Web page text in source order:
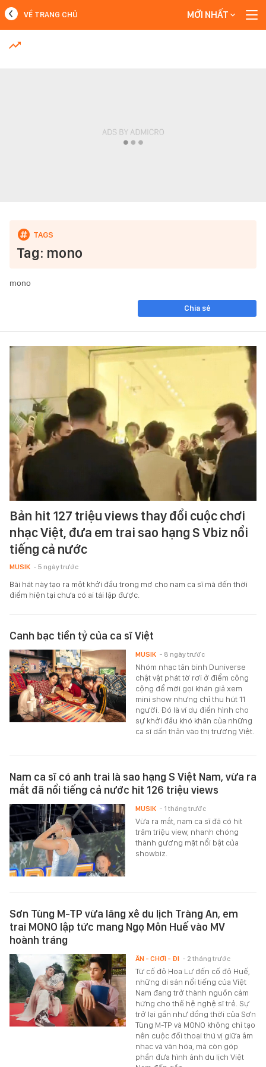
MỚI NHẤT
VỀ TRANG CHỦ MỚI NHẤT
Tag: mono
mono
Chia sẻ
Bản hit 127 triệu views thay đổi cuộc chơi
nhạc Việt, đưa em trai sao hạng S Vbiz nổi
tiếng cả nước
MUSIK - 5 ngày trước
Bài hát này tạo ra một khởi đầu trong mơ cho nam ca sĩ mà đến thời
điểm hiện tại chưa có ai tái lập được.
Canh bạc tiền tỷ của ca sĩ Việt
Nhóm nhạc tân binh Duniverse
chật vật phát tờ rơi ở điểm công
cộng để mời gọi khán giả xem
mini show nhưng chỉ thu hút 11
người. Đó là ví dụ điển hình cho
sự khởi đầu khó khăn của những
ca sĩ dấn thân vào thị trường Việt.
MUSIK - 8 ngày trước
Nam ca sĩ có anh trai là sao hạng S Việt Nam, vừa ra
mắt đã nổi tiếng cả nước hit 126 triệu views
Vừa ra mắt, nam ca sĩ đã có hit
trăm triệu view, nhanh chóng
thành gương mặt nổi bật của
showbiz.
MUSIK - 1 tháng trước
Sơn Tùng M-TP vừa lăng xê du lịch Tràng An, em
trai MONO lập tức mang Ngọ Môn Huế vào MV
hoành tráng
Từ cố đô Hoa Lư đến cố đô Huế,
những di sản nổi tiếng của Việt
Nam đang trở thành nguồn cảm
hứng cho thế hệ nghệ sĩ trẻ. Sự
trở lại gần như đồng thời của Sơn
Tùng M-TP và MONO không chỉ tạo
nên cuộc đối thoại thú vị giữa âm
nhạc và văn hóa, mà còn góp
phần đưa hình ảnh du lịch Việt
ĂN - CHƠI - ĐI - 2 tháng trước